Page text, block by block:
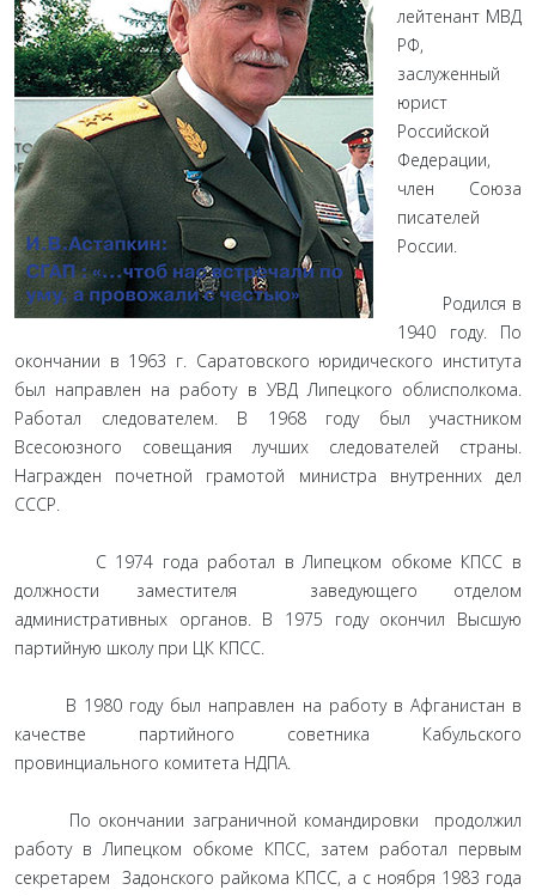
лейтенант МВД
РФ,
заслуженный
юрист
Российской
Федерации,
член Союза
писателей
России.
Родился в
1940 году. По
окончании в 1963 г. Саратовского юридического института
был направлен на работу в УВД Липецкого облисполкома.
Работал следователем. В 1968 году был участником
Всесоюзного совещания лучших следователей страны.
Награжден почетной грамотой министра внутренних дел
СССР.
С 1974 года работал в Липецком обкоме КПСС в
должности заместителя заведующего отделом
административных органов. В 1975 году окончил Высшую
партийную школу при ЦК КПСС.
В 1980 году был направлен на работу в Афганистан в
качестве партийного советника Кабульского
провинциального комитета НДПА.
По окончании заграничной командировки продолжил
работу в Липецком обкоме КПСС, затем работал первым
секретарем Задонского райкома КПСС, а с ноября 1983 года